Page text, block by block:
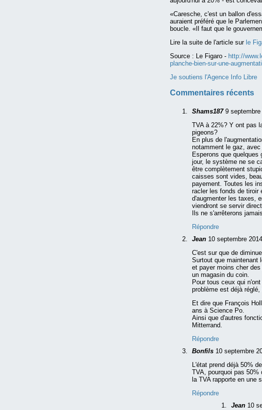
«Caresche, c'est un ballon
auraient préféré que le
boucle. «Il faut que le
Lire la suite de l'article sur le
Source : Le Figaro - http://
planche-bien-sur-une-
Je soutiens l'Agence Info Libre
Commentaires récents
Shams187 9
TVA à 22%? Y ont pas
pigeons?
En plus de
notamment le gaz,
Esperons que
jour, le système ne se
être complètement
caisses sont vides,
payement. Toutes les
racler les fonds de tiroir
d'augmenter les taxes,
viendront se servir
Ils ne s'arrêterons
Répondre
Jean 10 septembre
C'est sur que de
Surtout que maintenant
et payer moins cher
un magasin du coin.
Pour tous ceux qui
problème est déjà
Et dire que François
ans à Science Po.
Ainsi que d'autres
Mitterrand.
Répondre
Bonfils 10 septembre
L'état prend déjà 50%
TVA, pourquoi pas
la TVA rapporte en une
Répondre
Jean 10